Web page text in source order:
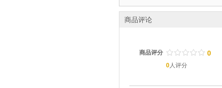
商品评论
商品评分 / / / / /
. . . . . 0
0人评分